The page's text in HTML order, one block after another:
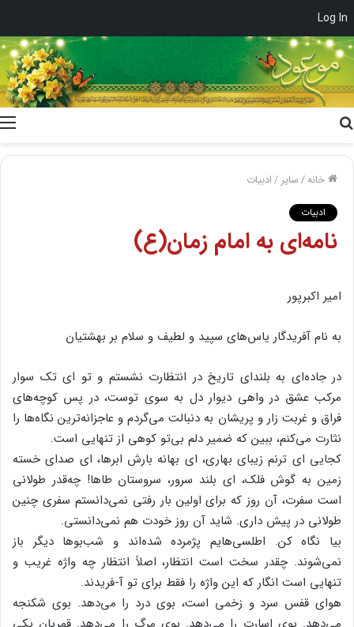
Log In
خانه/سایر /ادبیات
ادبیات
نامه‌ای به امام زمان(ع)
امیر اکبرپور
به نام آفریدگار یاس‌های سپید و لطیف و سلام بر بهشتیان
در جاده‌ای‌ به‌ بلندای‌ تاریخ‌ در انتظارت‌ نشستم‌ و تو ای تک سوار
مرکب عشق در واهی دیوار دل به سوی توست، در پس‌ کوچه‌های‌
فراق‌ و غربت‌ زار و پریشان‌ به‌ دنبالت‌ می‌گردم‌ و عاجزانه‌ترین‌ نگاه‌ها را
نثارت‌ می‌کنم‌، ببین‌ که‌ ضمیر دلم‌ بی‌تو کوهی‌ از تنهایی‌ است‌.
کجایی‌ ای‌ ترنم‌ زیبای‌ بهاری‌، ای‌ بهانه‌ بارش‌ ابرها، ای‌ صدای‌ خسته‌
زمین‌ به‌ گوش‌ فلک‌، ای‌ بلند سرور، سروستان‌ طاها! چه‌قدر طولانی‌
است‌ سفرت‌، آن‌ روز که‌ برای‌ اولین‌ بار رفتی‌ نمی‌دانستم‌ سفری‌ چنین‌
طولانی‌ در پیش‌ داری‌. شاید آن‌ روز خودت‌ هم‌ نمی‌دانستی‌.
بیا نگاه‌ کن‌. اطلسی‌هایم‌ پژمرده‌ شده‌اند و شب‌بوها دیگر باز
نمی‌شوند. چقدر سخت‌ است‌ انتظار، اصلاً انتظار چه‌ واژه غریب‌ و
تنهایی‌ است‌ انگار که‌ این‌ واژه‌ را فقط‌ برای‌ تو آ-فریدند.
هوای‌ قفس‌ سرد و زخمی‌ است‌، بوی‌ درد را می‌دهد. بوی‌ شکنجه‌